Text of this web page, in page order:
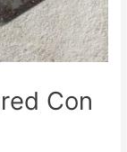
Con